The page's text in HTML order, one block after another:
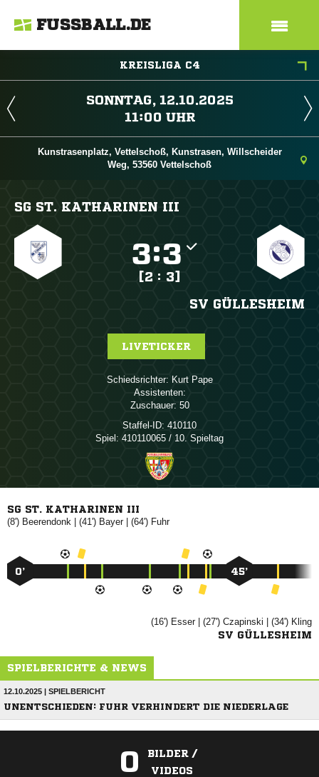
FUSSBALL.DE
KREISLIGA C4
 
 
Kunstrasenplatz, Vettelschoß, Kunstrasen, Willscheider
Weg, 53560 Vettelschoß
SG ST. KATHARINEN III
:
[2 : 3]
SV GÜLLESHEIM
LIVETICKER
Schiedsrichter:  
Assistenten:
Zuschauer: 50
Staffel-ID: 410110
Spiel: 410110065 / 10. Spieltag
SG ST. KATHARINEN III
(8')  | (41') | (64') 
0’ 45’
(16') | (27')  | (34') 
SV GÜLLESHEIM
SPIELBERICHTE & NEWS
12.10.2025 | SPIELBERICHT
UNENTSCHIEDEN: FUHR VERHINDERT DIE NIEDERLAGE
0
BILDER /
VIDEOS